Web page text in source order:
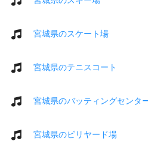
宮城県のスケート場
宮城県のテニスコート
宮城県のバッティングセンタ
宮城県のビリヤード場